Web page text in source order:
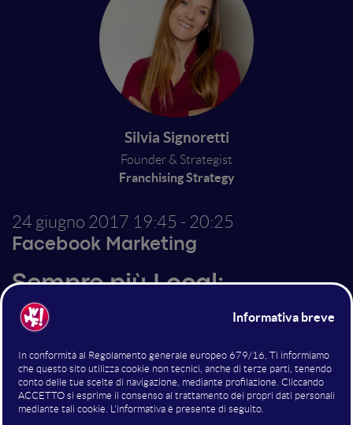
Silvia Signoretti
Founder & Strategist
Franchising Strategy
24 giugno 2017 19:45 - 20:25
Facebook Marketing
Sempre più Local:
Facebook Search e i
risultati relazionali
cambiano il Local
Marketing